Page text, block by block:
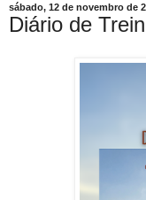
sábado, 12 de novembro de
Diário de